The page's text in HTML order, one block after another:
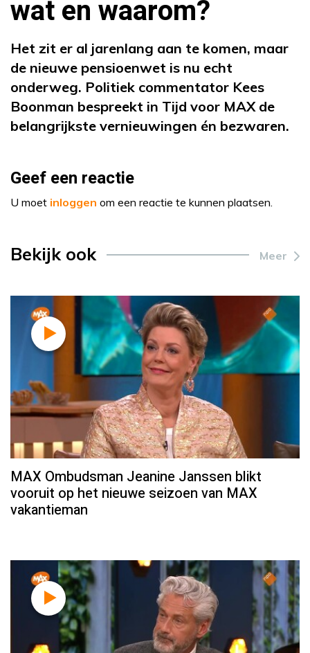
wat en waarom?
Het zit er al jarenlang aan te komen, maar
de nieuwe pensioenwet is nu echt
onderweg. Politiek commentator Kees
Boonman bespreekt in Tijd voor MAX de
belangrijkste vernieuwingen én bezwaren.
Geef een reactie
U moet inloggen om een reactie te kunnen plaatsen.
Bekijk ook Meer
MAX Ombudsman Jeanine Janssen blikt
vooruit op het nieuwe seizoen van MAX
vakantieman